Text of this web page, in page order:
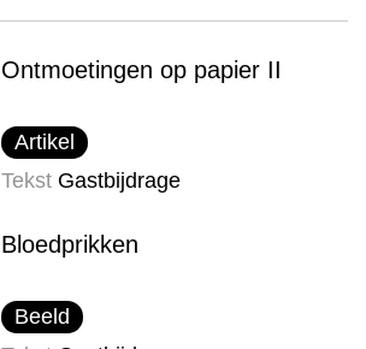
Ontmoetingen op papier II
Artikel
Tekst Gastbijdrage
Bloedprikken
Beeld